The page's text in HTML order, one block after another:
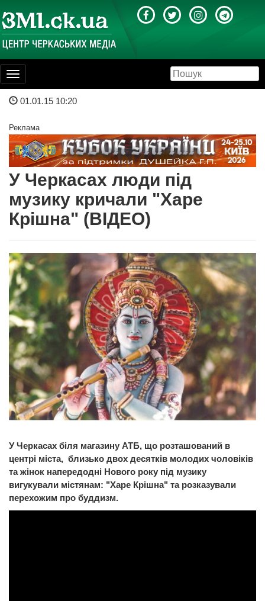
Toggle
navigation
01.01.15 10:20
Реклама
У Черкасах люди під
музику кричали "Харе
Крішна" (ВІДЕО)
У Черкасах біля магазину АТБ, що розташований в
центрі міста, близько двох десятків молодих чоловіків
та жінок напередодні Нового року під музику
вигукували містянам: "Харе Крішна" та розказували
перехожим про буддизм.